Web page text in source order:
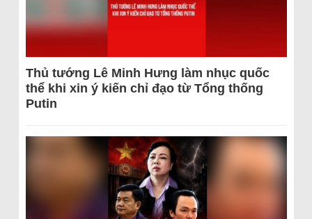
Thủ tướng Lê Minh Hưng làm nhục quốc
thể khi xin ý kiến chỉ đạo từ Tổng thống
Putin